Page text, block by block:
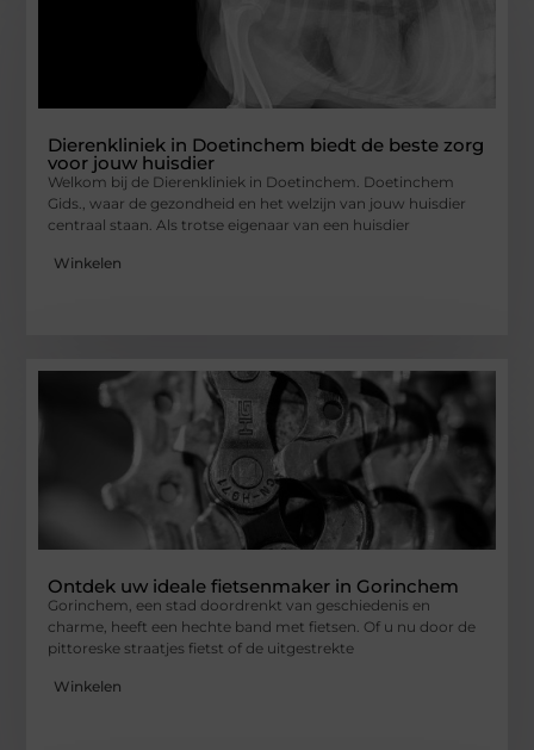
Dierenkliniek in Doetinchem biedt de beste zorg
voor jouw huisdier
Welkom bij de Dierenkliniek in Doetinchem. Doetinchem
Gids., waar de gezondheid en het welzijn van jouw huisdier
centraal staan. Als trotse eigenaar van een huisdier
Winkelen
Ontdek uw ideale fietsenmaker in Gorinchem
Gorinchem, een stad doordrenkt van geschiedenis en
charme, heeft een hechte band met fietsen. Of u nu door de
pittoreske straatjes fietst of de uitgestrekte
Winkelen